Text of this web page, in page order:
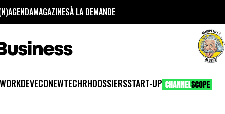
AGENDAMAGAZINESÀ LA DEMANDE
DEVECONEWTECHRHDOSSIERSSTART-UP